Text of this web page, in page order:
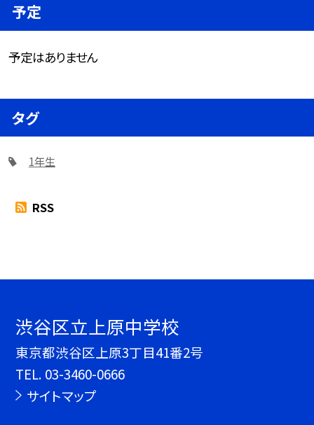
予定
予定はありません
タグ
1年生
RSS
渋谷区立上原中学校
東京都渋谷区上原3丁目41番2号
TEL. 03-3460-0666
サイトマップ